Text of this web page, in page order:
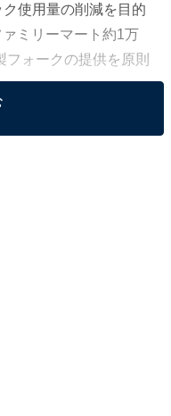
使用量の削減を目的
ミリーマート約1万
ォークの提供を原則
代の男女456人を対象